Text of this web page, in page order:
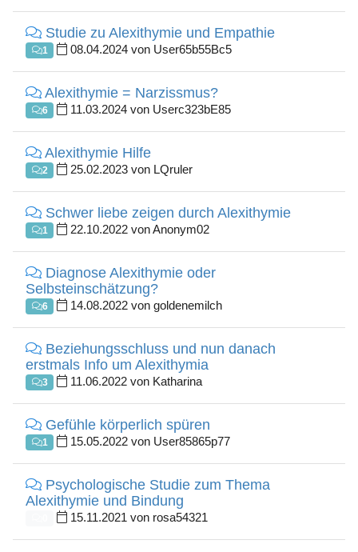
Studie zu Alexithymie und Empathie
1 08.04.2024 von User65b55Bc5
Alexithymie = Narzissmus?
6 11.03.2024 von Userc323bE85
Alexithymie Hilfe
2 25.02.2023 von LQruler
Schwer liebe zeigen durch Alexithymie
1 22.10.2022 von Anonym02
Diagnose Alexithymie oder
Selbsteinschätzung?
6 14.08.2022 von goldenemilch
Beziehungsschluss und nun danach
erstmals Info um Alexithymia
3 11.06.2022 von Katharina
Gefühle körperlich spüren
1 15.05.2022 von User85865p77
Psychologische Studie zum Thema
Alexithymie und Bindung
15.11.2021 von rosa54321